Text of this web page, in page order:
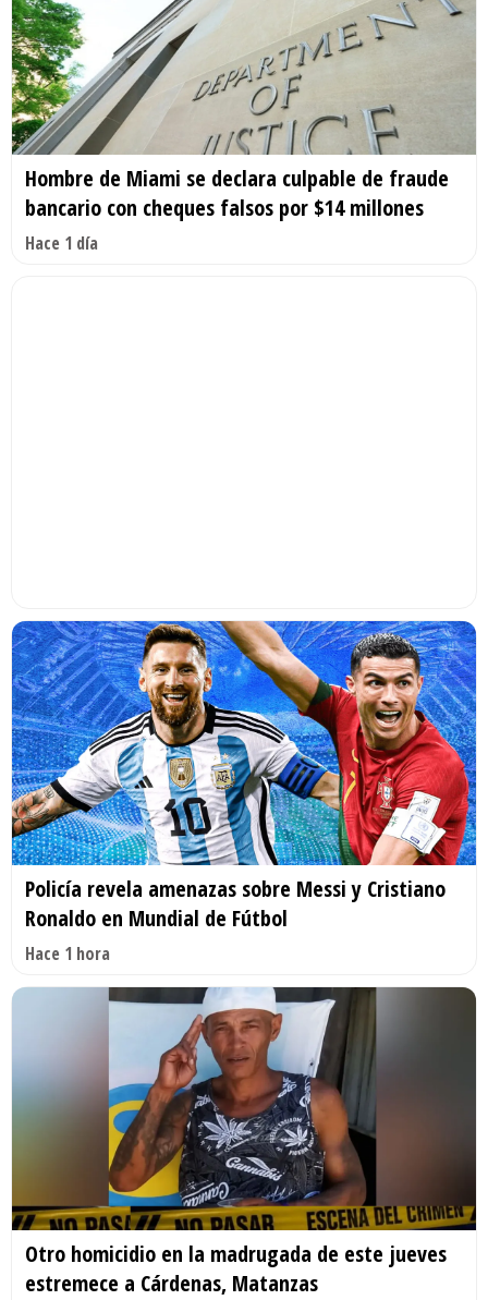
Hombre de Miami se declara culpable de fraude
bancario con cheques falsos por $14 millones
Hace 1 día
Policía revela amenazas sobre Messi y Cristiano
Ronaldo en Mundial de Fútbol
Hace 1 hora
Otro homicidio en la madrugada de este jueves
estremece a Cárdenas, Matanzas